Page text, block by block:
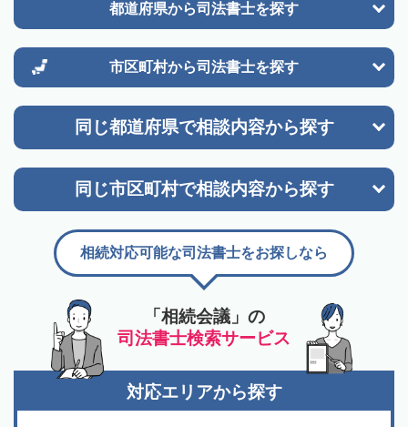
都道府県から司法書士を探す
市区町村から司法書士を探す
同じ都道府県で相談内容から探す
同じ市区町村で相談内容から探す
「相続会議」の
司法書士検索サービス
相続対応可能な司法書士をお探しなら
対応エリアから探す